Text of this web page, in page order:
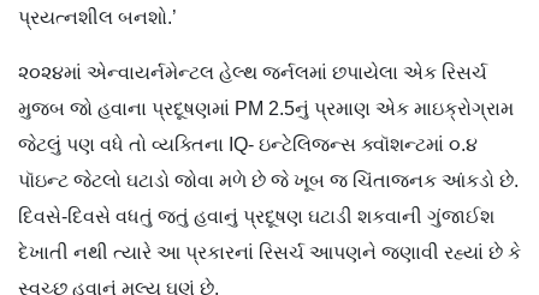
પ્રયત્નશીલ બનશો.’
૨૦૨૪માં એન્વાયર્નમેન્ટલ હેલ્થ જર્નલમાં છપાયેલા એક રિસર્ચ
મુજબ જો હવાના પ્રદૂષણમાં PM 2.5નું પ્રમાણ એક માઇક્રોગ્રામ
જેટલું પણ વધે તો વ્યક્તિના IQ- ઇન્ટેલિજન્સ ક્વૉશન્ટમાં ૦.૪
પૉઇન્ટ જેટલો ઘટાડો જોવા મળે છે જે ખૂબ જ ચિંતાજનક આંકડો છે.
દિવસે-દિવસે વધતું જતું હવાનું પ્રદૂષણ ઘટાડી શકવાની ગુંજાઈશ
દેખાતી નથી ત્યારે આ પ્રકારનાં રિસર્ચ આપણને જણાવી રહ્યાં છે કે
સ્વચ્છ હવાનું મૂલ્ય ઘણું છે.